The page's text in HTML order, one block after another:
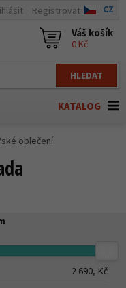
HLEDAT
Registrovat CZ
Váš košík
0 Kč
KATALOG
oblečení
2 690,-Kč